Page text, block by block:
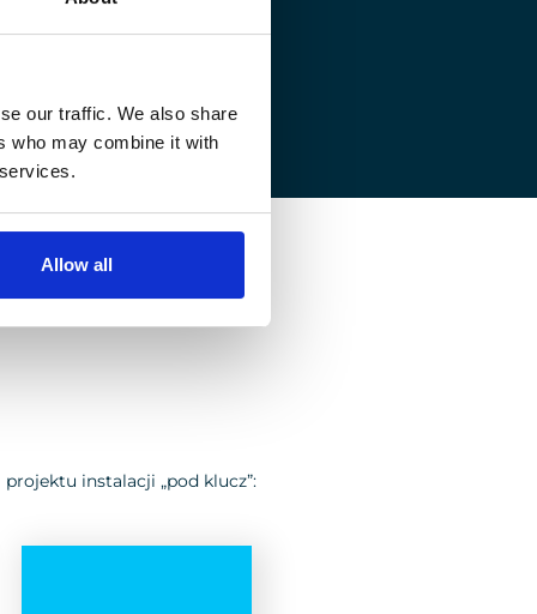
our traffic. We also share
who may combine it with
Allow all
instalacji „pod klucz”: